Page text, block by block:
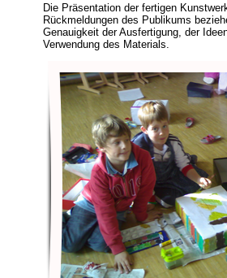
Die Präsentation der fertigen
Rückmeldungen des Publikums
Genauigkeit der Ausfertigung, der
Verwendung des Materials.